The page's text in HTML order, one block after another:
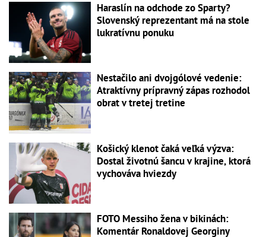
Haraslín na odchode zo Sparty?
Slovenský reprezentant má na stole
lukratívnu ponuku
Nestačilo ani dvojgólové vedenie:
Atraktívny prípravný zápas rozhodol
obrat v tretej tretine
Košický klenot čaká veľká výzva:
Dostal životnú šancu v krajine, ktorá
vychováva hviezdy
FOTO Messiho žena v bikinách:
Komentár Ronaldovej Georginy